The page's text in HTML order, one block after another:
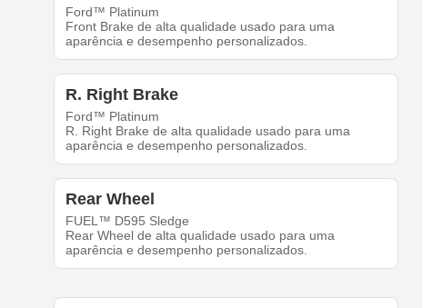
Ford™ Platinum
Front Brake de alta qualidade usado para uma
aparência e desempenho personalizados.
R. Right Brake
Ford™ Platinum
R. Right Brake de alta qualidade usado para uma
aparência e desempenho personalizados.
Rear Wheel
FUEL™ D595 Sledge
Rear Wheel de alta qualidade usado para uma
aparência e desempenho personalizados.